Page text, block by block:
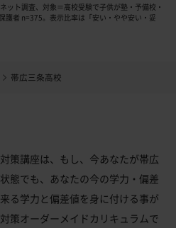
ト調査、対象＝高校受験で子供が塾・予備校・
護者 n=375。表示比率は「安い・やや安い・妥
帯広三条高校
策講座は、もし、今あなたが帯広
態でも、あなたの今の学力・偏差
る学力と偏差値を身に付ける事が
策オーダーメイドカリキュラムで